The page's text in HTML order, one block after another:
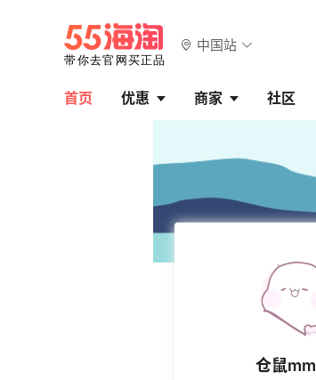
中国站
首页 优惠 商家 社区
仓鼠mm